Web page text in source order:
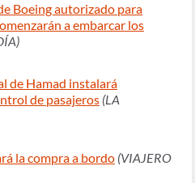
Boeing autorizado para
a embarcar los
de Hamad instalará
de pasajeros (LA
la compra a bordo (VIAJERO